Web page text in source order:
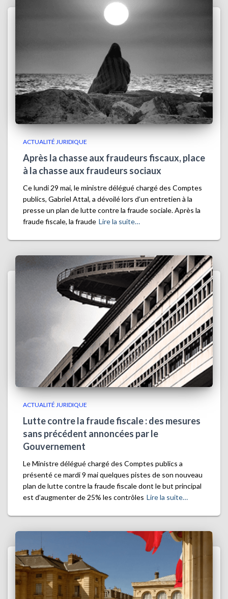
ACTUALITÉ JURIDIQUE
Après la chasse aux fraudeurs fiscaux, place
à la chasse aux fraudeurs sociaux
Ce lundi 29 mai, le ministre délégué chargé des Comptes
publics, Gabriel Attal, a dévoilé lors d’un entretien à la
presse un plan de lutte contre la fraude sociale. Après la
fraude fiscale, la fraude Lire la suite…
ACTUALITÉ JURIDIQUE
Lutte contre la fraude fiscale : des mesures
sans précédent annoncées par le
Gouvernement
Le Ministre délégué chargé des Comptes publics a
présenté ce mardi 9 mai quelques pistes de son nouveau
plan de lutte contre la fraude fiscale dont le but principal
est d’augmenter de 25% les contrôles Lire la suite…